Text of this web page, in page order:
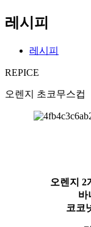
레시피
레시피
REPICE
오렌지 초코무스컵
오렌지 2
바
코코